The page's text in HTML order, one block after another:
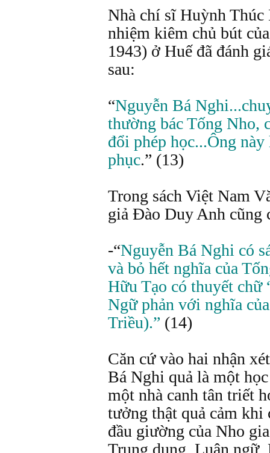
Nhà chí sĩ Huỳnh Thúc
nhiệm kiêm chủ bút
1943) ở Huế đã đánh
sau:
“Nguyễn Bá
thường bác Tống Nho,
đổi phép học...Ông
phục.” (13)
Trong sách Việt Nam
giả Đào Duy Anh cũng
-“Nguyễn Bá Nghi có
và bỏ hết nghĩa của
Hữu Tạo có thuyết chữ
Ngữ phản với nghĩa
Triều).” (14)
Căn cứ vào hai nhận
Bá Nghi quả là một
một nhà canh tân triết
tưởng thật quả cảm khi
đầu giường của Nho